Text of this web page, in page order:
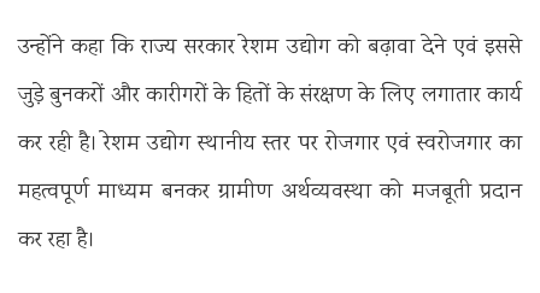
उन्होंने कहा कि राज्य सरकार रेशम उद्योग को बढ़ावा देने एवं इससे
जुड़े बुनकरों और कारीगरों के हितों के संरक्षण के लिए लगातार कार्य
कर रही है। रेशम उद्योग स्थानीय स्तर पर रोजगार एवं स्वरोजगार का
महत्वपूर्ण माध्यम बनकर ग्रामीण अर्थव्यवस्था को मजबूती प्रदान
कर रहा है।